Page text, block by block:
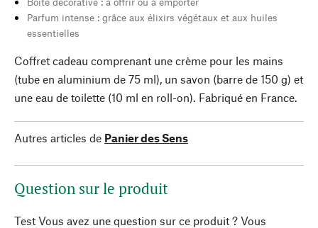
Parfum intense : grâce aux élixirs végétaux et aux huiles
essentielles
Coffret cadeau comprenant une crème pour les mains
(tube en aluminium de 75 ml), un savon (barre de 150 g) et
une eau de toilette (10 ml en roll-on). Fabriqué en France.
Autres articles de Panier des Sens
Question sur le produit
Test Vous avez une question sur ce produit ? Vous